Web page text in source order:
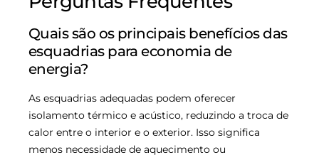
Quais são os principais benefícios das
esquadrias para economia de
energia?
As esquadrias adequadas podem oferecer
isolamento térmico e acústico, reduzindo a troca de
calor entre o interior e o exterior. Isso significa
menos necessidade de aquecimento ou